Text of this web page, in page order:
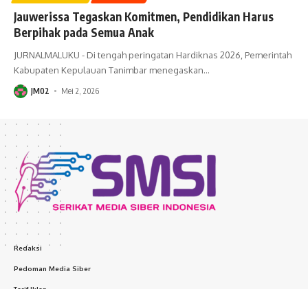
Jauwerissa Tegaskan Komitmen, Pendidikan Harus
Berpihak pada Semua Anak
JURNALMALUKU - Di tengah peringatan Hardiknas 2026, Pemerintah
Kabupaten Kepulauan Tanimbar menegaskan…
JM02 Mei 2, 2026
Redaksi
Pedoman Media Siber